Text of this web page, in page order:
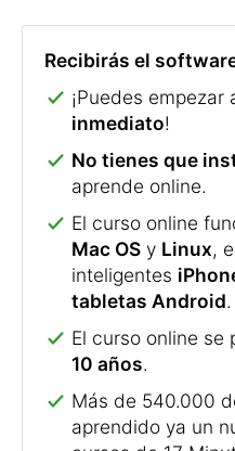
Recibirás el
¡Puedes empezar
inmediato!
No tienes que
aprende online.
El curso online
Mac OS y Linux,
inteligentes
tabletas Android.
El curso online se
10 años.
Más de 540.000
aprendido ya un